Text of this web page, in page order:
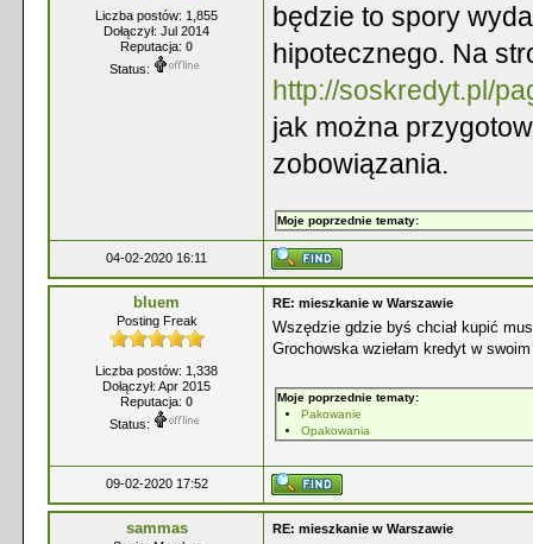
Liczba postów: 1,855
Dołączył: Jul 2014
Reputacja: 0
Status:
będzie to spory
hipotecznego. Na
http://soskredyt.pl/
jak można
zobowiązania.
Moje poprzednie tematy:
04-02-2020 16:11
bluem
Posting Freak
Liczba postów: 1,338
Dołączył: Apr 2015
Reputacja: 0
Status:
RE: mieszkanie w Warszawie
Wszędzie gdzie byś chciał kupić
Grochowska wziełam kredyt w
Moje poprzednie tematy:
Pakowanie
Opakowania
09-02-2020 17:52
sammas RE: mieszkanie w Warszawie